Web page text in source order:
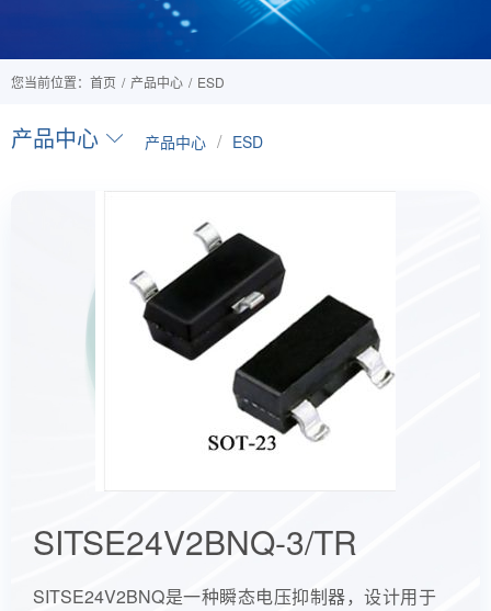
产品中心 产品中心 / ESD
您当前位置：首页 / 产品中心 / ESD
SITSE24V2BNQ-3/TR
SITSE24V2BNQ是一种瞬态电压抑制器，设计用于